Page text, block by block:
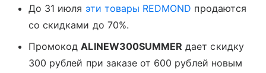
До 31 июля эти товары REDMOND продаются
со скидками до 70%.
ПромокодALINEW300SUMMER дает скидку
300 рублей при заказе от 600 рублей новым